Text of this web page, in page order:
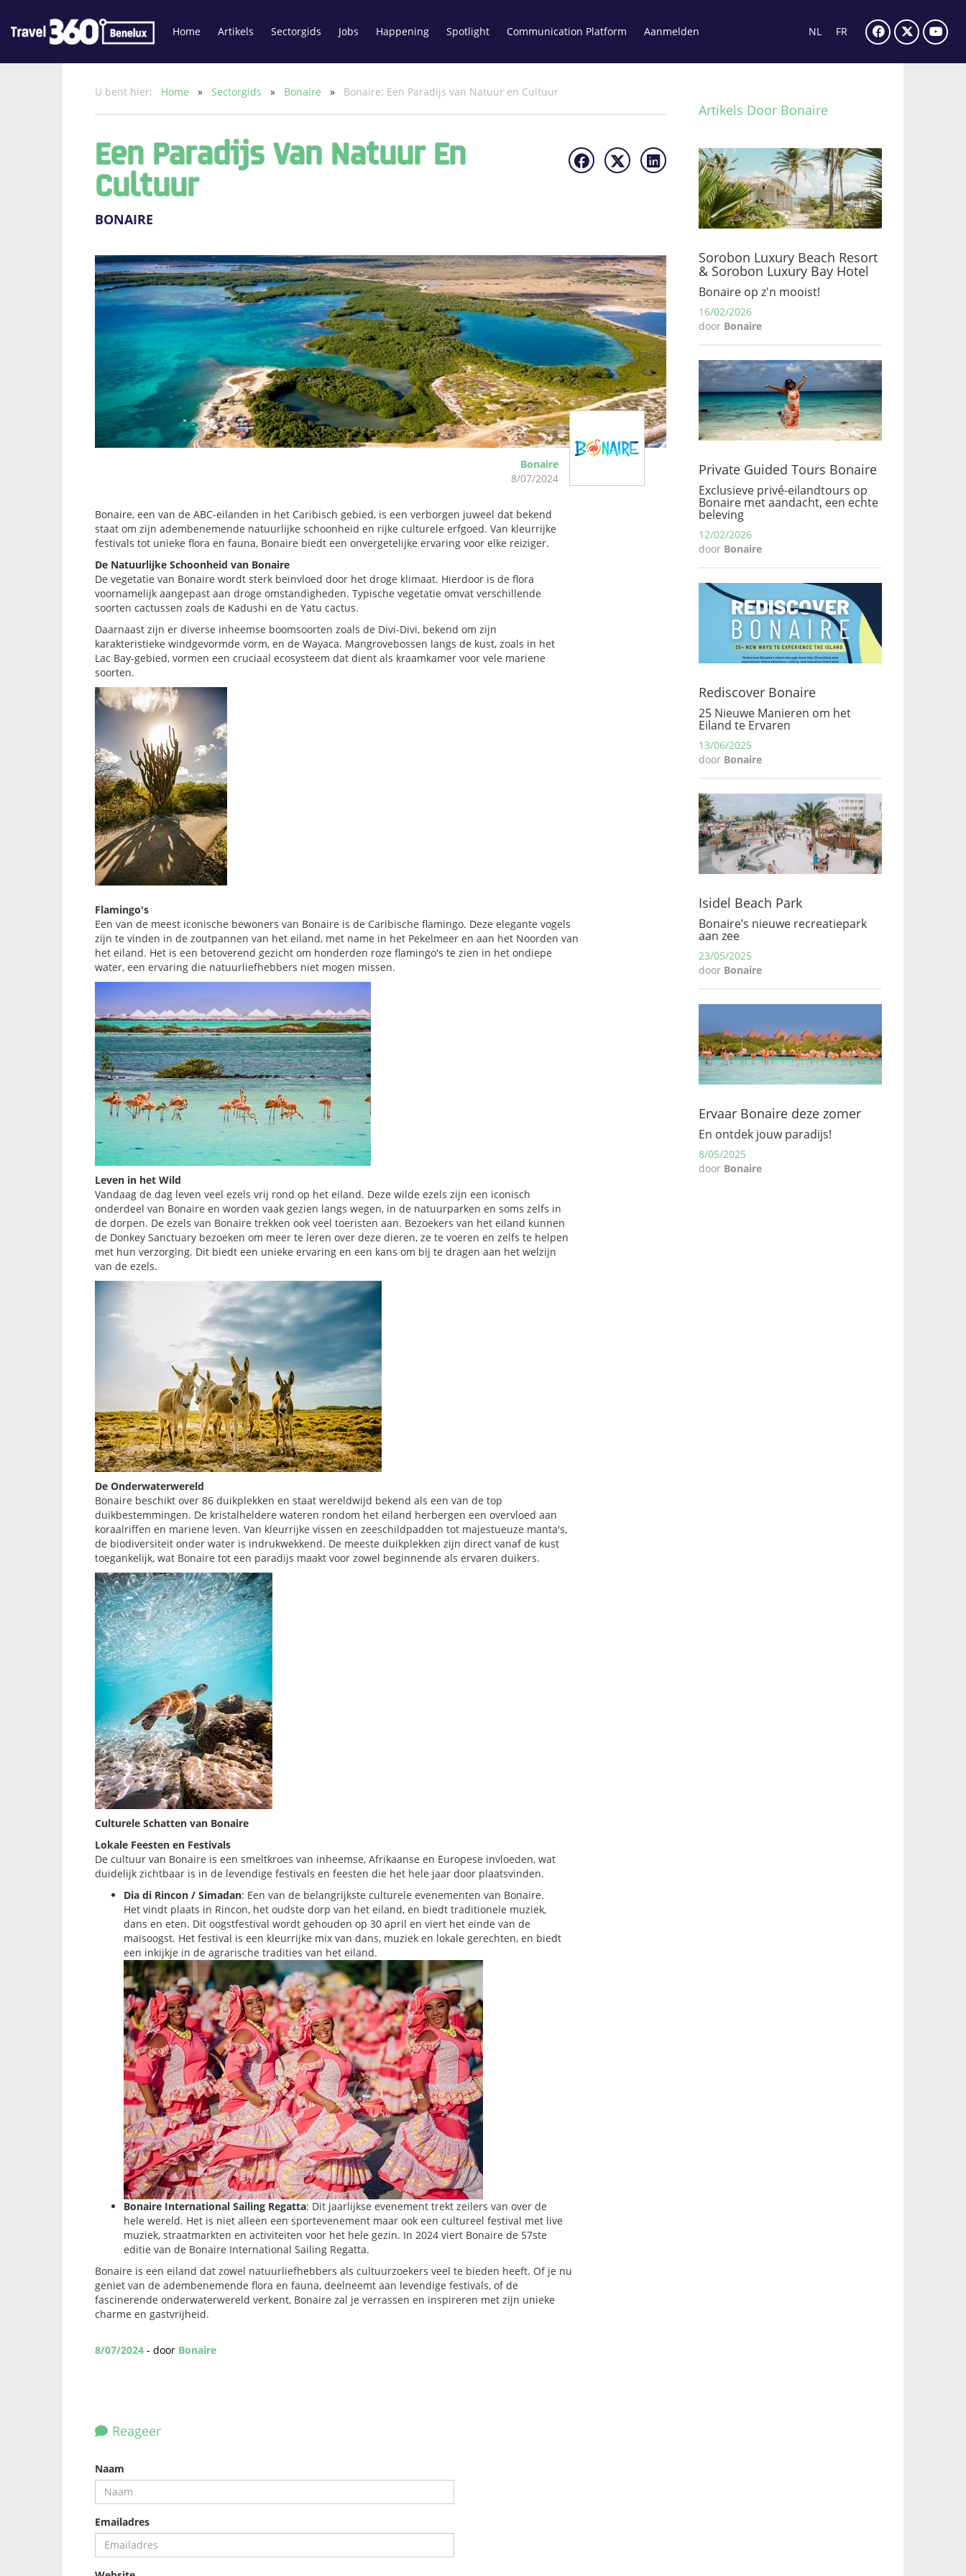
Home Artikels Sectorgids Jobs Happening Spotlight Communication Platform Aanmelden NL FR
U bent hier: Home » Sectorgids » Bonaire » Bonaire: Een Paradijs van Natuur en Cultuur
Een Paradijs Van Natuur En
Cultuur
BONAIRE
Bonaire
8/07/2024
Bonaire, een van de ABC-eilanden in het Caribisch gebied, is een verborgen juweel dat bekend
staat om zijn adembenemende natuurlijke schoonheid en rijke culturele erfgoed. Van kleurrijke
festivals tot unieke flora en fauna, Bonaire biedt een onvergetelijke ervaring voor elke reiziger.
De Natuurlijke Schoonheid van Bonaire
De vegetatie van Bonaire wordt sterk beïnvloed door het droge klimaat. Hierdoor is de flora
voornamelijk aangepast aan droge omstandigheden. Typische vegetatie omvat verschillende
soorten cactussen zoals de Kadushi en de Yatu cactus.
Daarnaast zijn er diverse inheemse boomsoorten zoals de Divi-Divi, bekend om zijn
karakteristieke windgevormde vorm, en de Wayaca. Mangrovebossen langs de kust, zoals in het
Lac Bay-gebied, vormen een cruciaal ecosysteem dat dient als kraamkamer voor vele mariene
soorten.
Flamingo's
Een van de meest iconische bewoners van Bonaire is de Caribische flamingo. Deze elegante vogels
zijn te vinden in de zoutpannen van het eiland, met name in het Pekelmeer en aan het Noorden van
het eiland. Het is een betoverend gezicht om honderden roze flamingo's te zien in het ondiepe
water, een ervaring die natuurliefhebbers niet mogen missen.
Leven in het Wild
Vandaag de dag leven veel ezels vrij rond op het eiland. Deze wilde ezels zijn een iconisch
onderdeel van Bonaire en worden vaak gezien langs wegen, in de natuurparken en soms zelfs in
de dorpen. De ezels van Bonaire trekken ook veel toeristen aan. Bezoekers van het eiland kunnen
de Donkey Sanctuary bezoeken om meer te leren over deze dieren, ze te voeren en zelfs te helpen
met hun verzorging. Dit biedt een unieke ervaring en een kans om bij te dragen aan het welzijn
van de ezels.
De Onderwaterwereld
Bonaire beschikt over 86 duikplekken en staat wereldwijd bekend als een van de top
duikbestemmingen. De kristalheldere wateren rondom het eiland herbergen een overvloed aan
koraalriffen en mariene leven. Van kleurrijke vissen en zeeschildpadden tot majestueuze manta's,
de biodiversiteit onder water is indrukwekkend. De meeste duikplekken zijn direct vanaf de kust
toegankelijk, wat Bonaire tot een paradijs maakt voor zowel beginnende als ervaren duikers.
Culturele Schatten van Bonaire
Lokale Feesten en Festivals
De cultuur van Bonaire is een smeltkroes van inheemse, Afrikaanse en Europese invloeden, wat
duidelijk zichtbaar is in de levendige festivals en feesten die het hele jaar door plaatsvinden.
Dia di Rincon / Simadan: Een van de belangrijkste culturele evenementen van Bonaire.
Het vindt plaats in Rincon, het oudste dorp van het eiland, en biedt traditionele muziek,
dans en eten. Dit oogstfestival wordt gehouden op 30 april en viert het einde van de
maïsoogst. Het festival is een kleurrijke mix van dans, muziek en lokale gerechten, en biedt
een inkijkje in de agrarische tradities van het eiland.
Bonaire International Sailing Regatta: Dit jaarlijkse evenement trekt zeilers van over de
hele wereld. Het is niet alleen een sportevenement maar ook een cultureel festival met live
muziek, straatmarkten en activiteiten voor het hele gezin. In 2024 viert Bonaire de 57ste
editie van de Bonaire International Sailing Regatta.
Bonaire is een eiland dat zowel natuurliefhebbers als cultuurzoekers veel te bieden heeft. Of je nu
geniet van de adembenemende flora en fauna, deelneemt aan levendige festivals, of de
fascinerende onderwaterwereld verkent, Bonaire zal je verrassen en inspireren met zijn unieke
charme en gastvrijheid.
8/07/2024 - door Bonaire
Reageer
Naam
Emailadres
Artikels Door Bonaire
Sorobon Luxury Beach Resort
& Sorobon Luxury Bay Hotel
Bonaire op z'n mooist!
16/02/2026
door Bonaire
Private Guided Tours Bonaire
Exclusieve privé-eilandtours op
Bonaire met aandacht, een echte
beleving
12/02/2026
door Bonaire
Rediscover Bonaire
25 Nieuwe Manieren om het
Eiland te Ervaren
13/06/2025
door Bonaire
Isidel Beach Park
Bonaire’s nieuwe recreatiepark
aan zee
23/05/2025
door Bonaire
Ervaar Bonaire deze zomer
En ontdek jouw paradijs!
8/05/2025
door Bonaire